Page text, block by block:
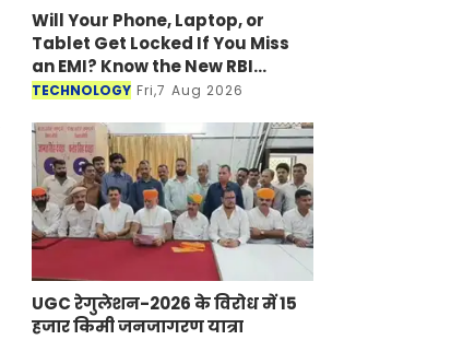
Will Your Phone, Laptop, or
Tablet Get Locked If You Miss
an EMI? Know the New RBI
Guidelines
TECHNOLOGY Fri,7 Aug 2026
UGC रेगुलेशन-2026 के विरोध में 15
हजार किमी जनजागरण यात्रा